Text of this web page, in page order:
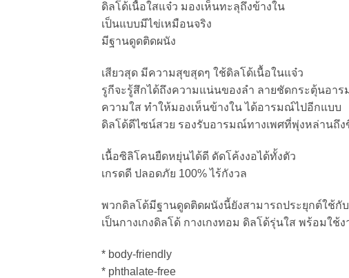
ดิลโด้เนื้อใสแจ๋ว มองเห็นทะลุถึงข้างใน
เป็นแบบมีไข่เหมือนจริง
มีฐานดูดติดผนัง
เสียวสุด มีความสุขสุดๆ ใช้ดิลโด้เนื้อในแจ๋ว
รูกีจะรู้สึกได้ถึงความแน่นของลำ ลายชัดกระตุ้นอา
ความใส ทำให้มองเห็นข้างใน ได้อารมณ์ไปอีกแบบ
ดิลโด้ดีไซน์สวย รองรับอารมณ์ทางเพศที่พุ่งหล่านถึ
เนื้อซิลิโคนยืดหยุ่นได้ดี ดัดโค้งงอได้ทั้งตัว
เกรดดี ปลอดภัย 100% ไร้กังวล
พวกดิลโด้มีฐานดูดติดผนังนี้ยังสามารถประยุกต์ใช้กับ
เป็นกางเกงดิลโด้ กางเกงทอม ดิลโด้รุ่นใส พร้อมใช้ง
* body-friendly
* phthalate-free